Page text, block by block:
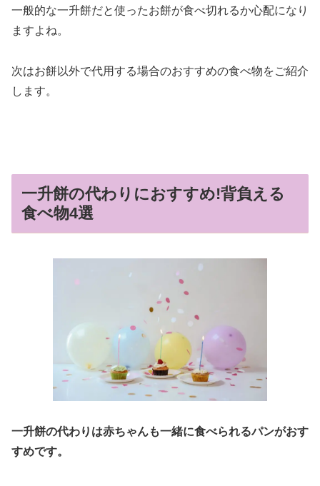
一般的な一升餅だと使ったお餅が食べ切れるか心配になり
ますよね。
次はお餅以外で代用する場合のおすすめの食べ物をご紹介
します。
一升餅の代わりにおすすめ!背負える
食べ物4選
一升餅の代わりは赤ちゃんも一緒に食べられるパンがおす
すめです。